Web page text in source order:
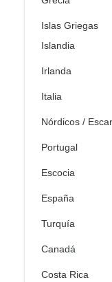
Islas Griegas
Islandia
Irlanda
Italia
Nórdicos /
Portugal
Escocia
España
Turquía
Canadá
Costa Rica